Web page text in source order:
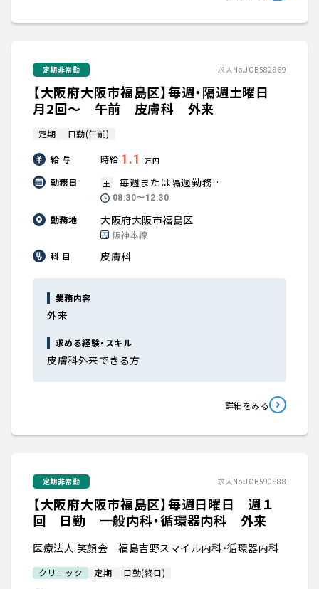
定期非常勤 求人No.JOB582869
【大阪府大阪市福島区】毎週・隔週土曜日
月2回～ 午前 皮膚科 外来
定期 日勤(午前)
給 与 時給 1.1 万円
勤務日 土 毎週または隔週勤務…
08:30〜12:30
勤務地 大阪府大阪市福島区
阪神本線
科 目
皮膚科
業務内容
外来
求める経験・スキル
皮膚科外来できる方
詳細をみる
定期非常勤 求人No.JOB590888
【大阪府大阪市福島区】毎週日曜日 週１
回 日勤 一般内科・循環器内科 外来
医療法人 笑顔会 福島吉野スマイル内科・循環器内科
クリニック 定期 日勤(終日)